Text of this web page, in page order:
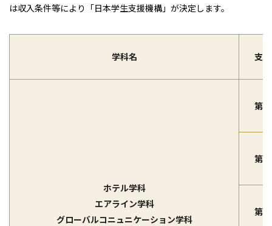
は収入条件等により「日本学生支援機構」が決定します。
学科名 支
ホテル学科
エアライン学科
グローバルコニュニケーション学科
第Ⅰ
第Ⅱ
第Ⅲ